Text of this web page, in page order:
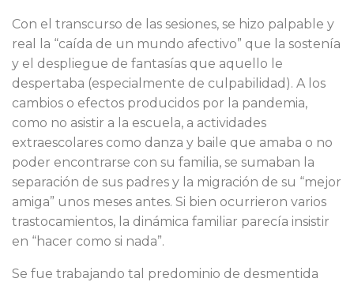
Con el transcurso de las sesiones, se hizo palpable y
real la “caída de un mundo afectivo” que la sostenía
y el despliegue de fantasías que aquello le
despertaba (especialmente de culpabilidad). A los
cambios o efectos producidos por la pandemia,
como no asistir a la escuela, a actividades
extraescolares como danza y baile que amaba o no
poder encontrarse con su familia, se sumaban la
separación de sus padres y la migración de su “mejor
amiga” unos meses antes. Si bien ocurrieron varios
trastocamientos, la dinámica familiar parecía insistir
en “hacer como si nada”.
Se fue trabajando tal predominio de desmentida